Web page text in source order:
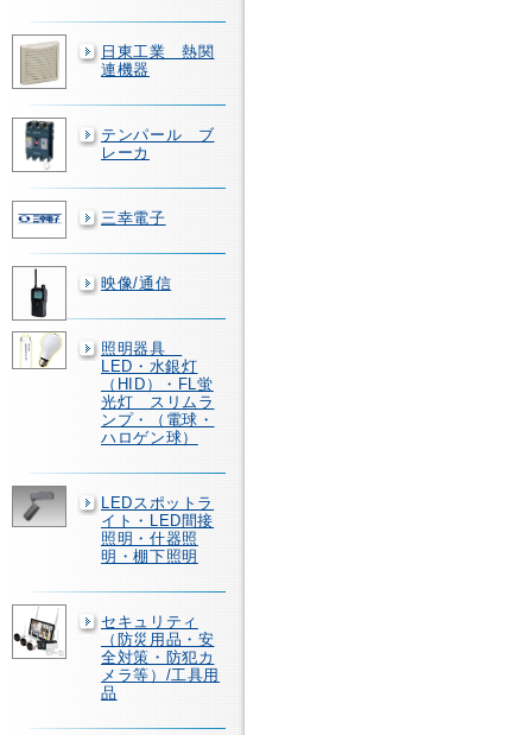
日東工業 熱関
連機器
テンパール ブ
レーカ
三幸電子
映像/通信
照明器具
LED・水銀灯
（HID）・FL蛍
光灯 スリムラ
ンプ・（電球・
ハロゲン球）
LEDスポットラ
イト・LED間接
照明・什器照
明・棚下照明
セキュリティ
（防災用品・安
全対策・防犯カ
メラ等）/工具用
品